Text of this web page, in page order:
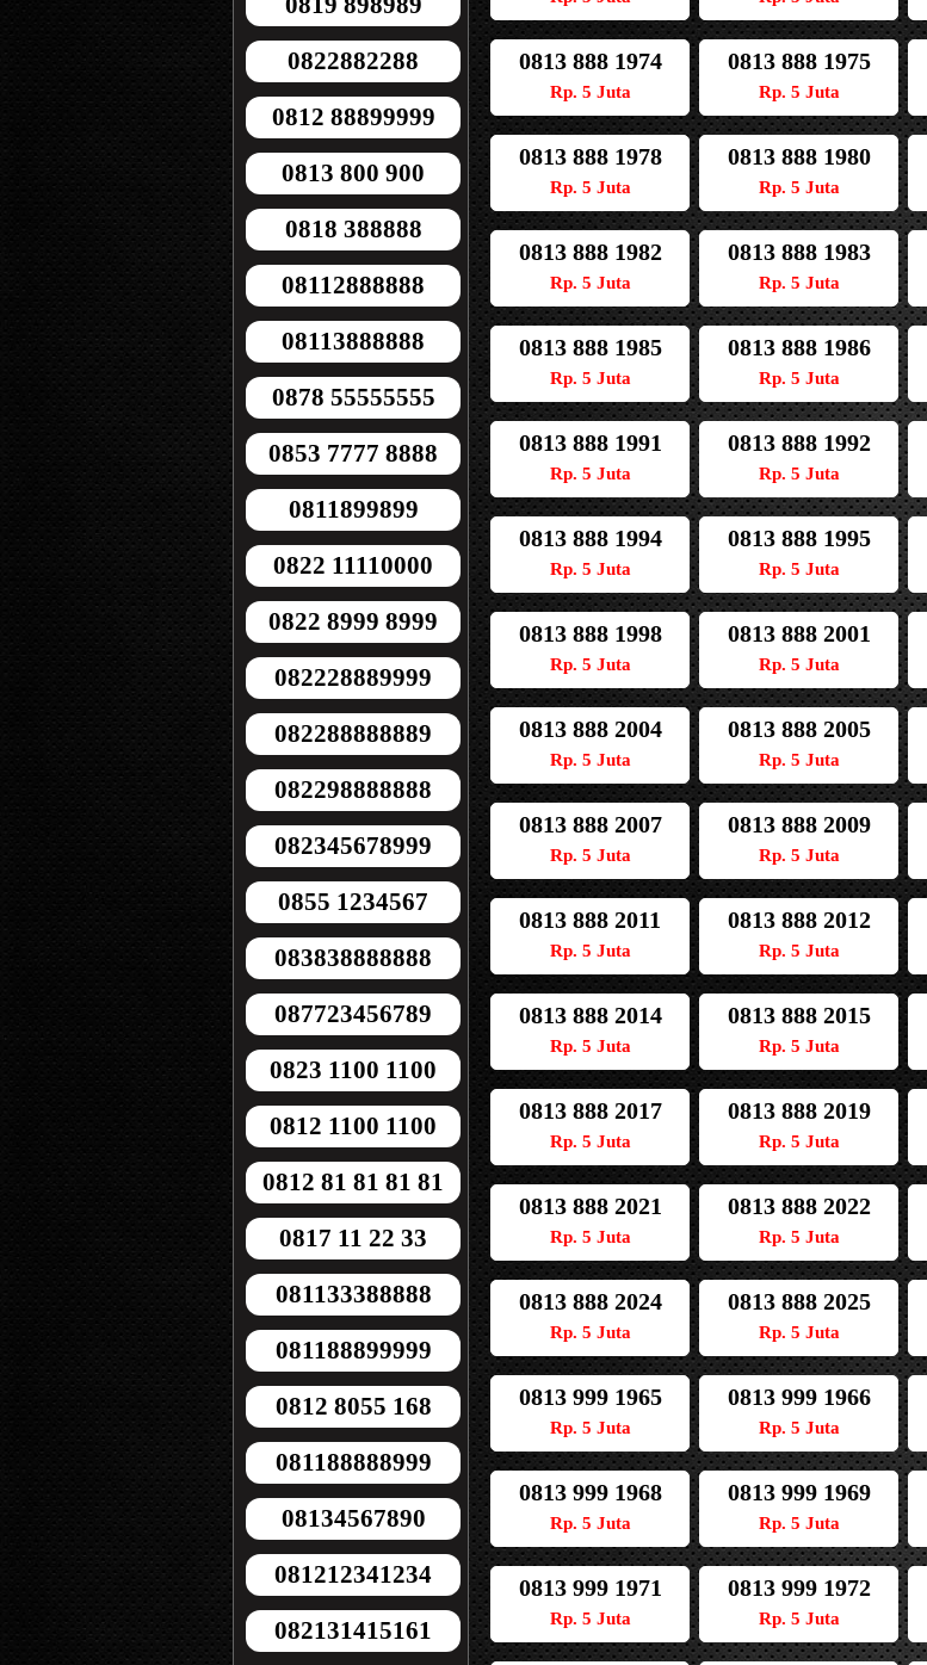
0822882288
0812 88899999
0813 800 900
0818 388888
08112888888
08113888888
0878 55555555
0853 7777 8888
0811899899
0822 11110000
0822 8999 8999
082228889999
082288888889
082298888888
082345678999
0855 1234567
083838888888
087723456789
0823 1100 1100
0812 1100 1100
0812 81 81 81 81
0817 11 22 33
081133388888
081188899999
0812 8055 168
081188888999
08134567890
081212341234
082131415161
0813 888 1974
Rp. 5 Juta
0813 888 1975
Rp. 5 Juta
0813 888 1978
Rp. 5 Juta
0813 888 1980
Rp. 5 Juta
0813 888 1982
Rp. 5 Juta
0813 888 1983
Rp. 5 Juta
0813 888 1985
Rp. 5 Juta
0813 888 1986
Rp. 5 Juta
0813 888 1991
Rp. 5 Juta
0813 888 1992
Rp. 5 Juta
0813 888 1994
Rp. 5 Juta
0813 888 1995
Rp. 5 Juta
0813 888 1998
Rp. 5 Juta
0813 888 2001
Rp. 5 Juta
0813 888 2004
Rp. 5 Juta
0813 888 2005
Rp. 5 Juta
0813 888 2007
Rp. 5 Juta
0813 888 2009
Rp. 5 Juta
0813 888 2011
Rp. 5 Juta
0813 888 2012
Rp. 5 Juta
0813 888 2014
Rp. 5 Juta
0813 888 2015
Rp. 5 Juta
0813 888 2017
Rp. 5 Juta
0813 888 2019
Rp. 5 Juta
0813 888 2021
Rp. 5 Juta
0813 888 2022
Rp. 5 Juta
0813 888 2024
Rp. 5 Juta
0813 888 2025
Rp. 5 Juta
0813 999 1965
Rp. 5 Juta
0813 999 1966
Rp. 5 Juta
0813 999 1968
Rp. 5 Juta
0813 999 1969
Rp. 5 Juta
0813 999 1971
Rp. 5 Juta
0813 999 1972
Rp. 5 Juta